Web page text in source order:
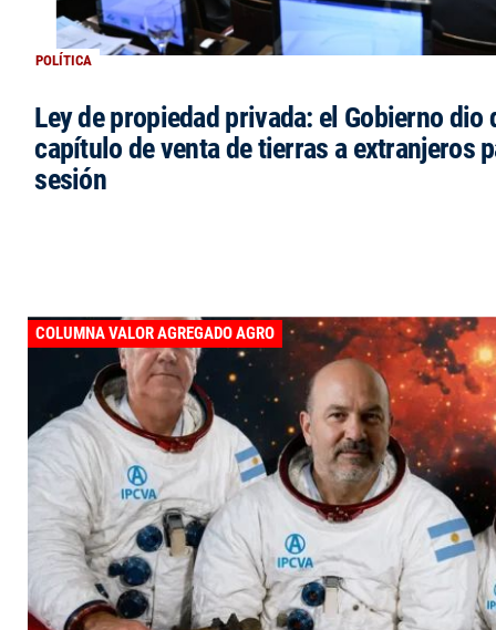
POLÍTICA
Ley de propiedad privada: el Gobierno dio
capítulo de venta de tierras a extranjeros
sesión
COLUMNA VALOR AGREGADO AGRO